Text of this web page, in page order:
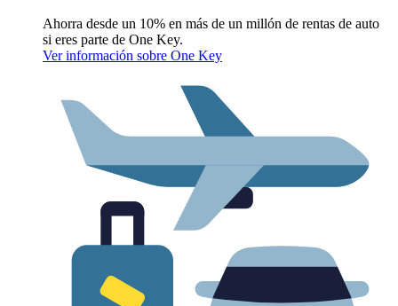
Ahorra desde un 10% en más de un millón de rentas de auto
si eres parte de One Key.
Ver información sobre One Key